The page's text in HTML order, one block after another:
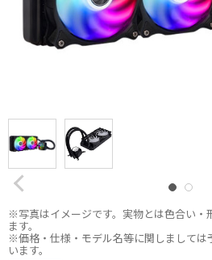
※写真はイメージです。実物とは色合い・
ます。
※価格・仕様・モデル名等に関しましては
います。